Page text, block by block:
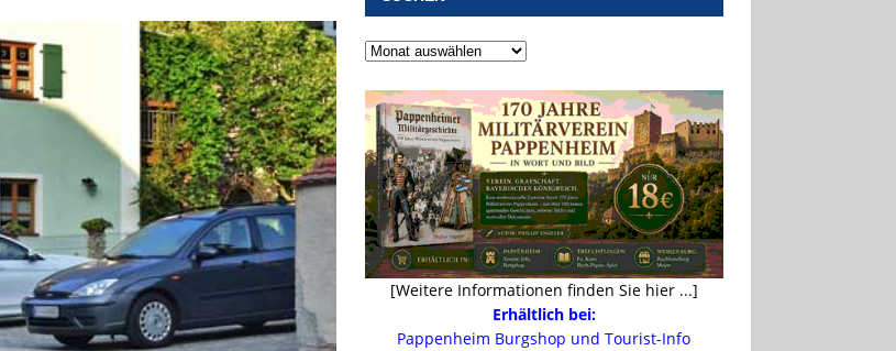
verstärken das Angebot im Altmühltal
beim Wasserzweckverband links der Altmühl
[Weitere Informationen finden Sie hier ...]
Erhältlich bei:
Pappenheim Burgshop und Tourist-Info